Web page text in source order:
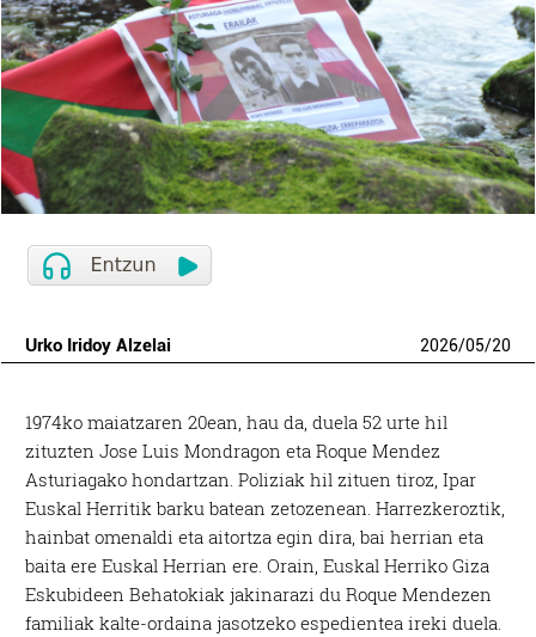
Urko Iridoy Alzelai 2026/05/20
1974ko maiatzaren 20ean, hau da, duela 52 urte hil
zituzten Jose Luis Mondragon eta Roque Mendez
Asturiagako hondartzan. Poliziak hil zituen tiroz, Ipar
Euskal Herritik barku batean zetozenean. Harrezkeroztik,
hainbat omenaldi eta aitortza egin dira, bai herrian eta
baita ere Euskal Herrian ere. Orain, Euskal Herriko Giza
Eskubideen Behatokiak jakinarazi du Roque Mendezen
familiak kalte-ordaina jasotzeko espedientea ireki duela.